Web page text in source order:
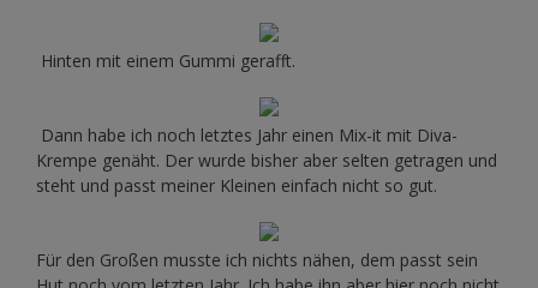
Hinten mit einem Gummi gerafft.
Dann habe ich noch letztes Jahr einen Mix-it mit Diva-
Krempe genäht. Der wurde bisher aber selten getragen und
steht und passt meiner Kleinen einfach nicht so gut.
Für den Großen musste ich nichts nähen, dem passt sein